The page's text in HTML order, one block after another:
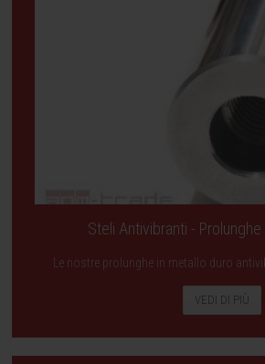
Steli Antivibranti -
Le nostre prolunghe in metallo duro
VEDI DI PIÙ